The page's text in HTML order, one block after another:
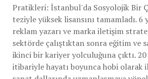
Pratikleri: İstanbul'da Sosyolojik Bir
teziyle yüksek lisansını tamamladı. 6
reklam yazarı ve marka iletişim
sektörde çalıştıktan sonra eğitim ve
ikinci bir kariyer yolculuğuna çıktı.
itibariyle hayatı boyunca hobi olarak